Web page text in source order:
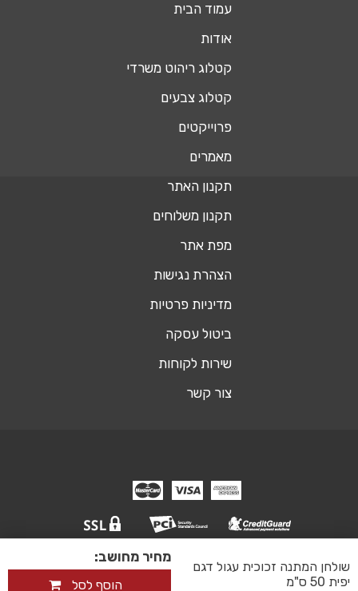
שולחן המתנה זכוכית עגול דגם
יפית 50 ס"מ
מחיר מחושב:
הוסף לסל
עמוד הבית
אודות
קטלוג ריהוט משרדי
קטלוג צבעים
פרוייקטים
מאמרים
תקנון האתר
תקנון משלוחים
מפת אתר
הצהרת נגישות
מדיניות פרטיות
ביטול עסקה
שירות לקוחות
צור קשר
© כל הזכויות שמורות אופיסשופ ריהוט משרדי
אקסטרה דיגיטל - שיווק דיגיטלי ובניית אתר